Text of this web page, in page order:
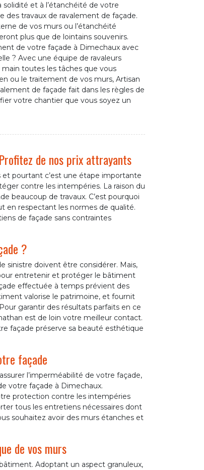
et à l’étanchéité de votre
des travaux de ravalement de façade.
de vos murs ou l’étanchéité
plus que de lointains souvenirs.
de votre façade à Dimechaux avec
? Avec une équipe de ravaleurs
toutes les tâches que vous
ou le traitement de vos murs, Artisan
de façade fait dans les règles de
votre chantier que vous soyez un
de nos prix attrayants
et pourtant c’est une étape importante
contre les intempéries. La raison du
beaucoup de travaux. C’est pourquoi
en respectant les normes de qualité.
de façade sans contraintes
?
sinistre doivent être considérer. Mais,
entretenir et protéger le bâtiment
effectuée à temps prévient des
valorise le patrimoine, et fournit
garantir des résultats parfaits en ce
est de loin votre meilleur contact.
façade préserve sa beauté esthétique
façade
l’imperméabilité de votre façade,
votre façade à Dimechaux.
protection contre les intempéries
tous les entretiens nécessaires dont
souhaitez avoir des murs étanches et
de vos murs
Adoptant un aspect granuleux,